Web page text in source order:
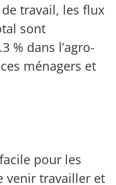
travail, les flux
sont
% dans l’agro-
ménagers et
pour les
venir travailler et